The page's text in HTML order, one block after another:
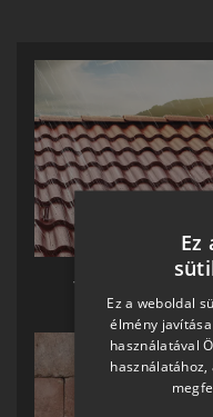
TERRÁN TETŐ
Ez
Ez a weboldal
élmény
használatával
használatához,